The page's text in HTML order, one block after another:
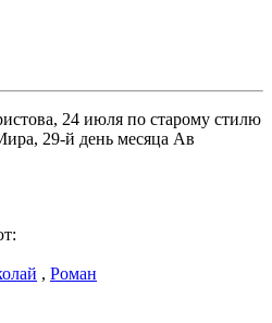
24 июля по старому стилю
29-й день месяца Ав
, Роман